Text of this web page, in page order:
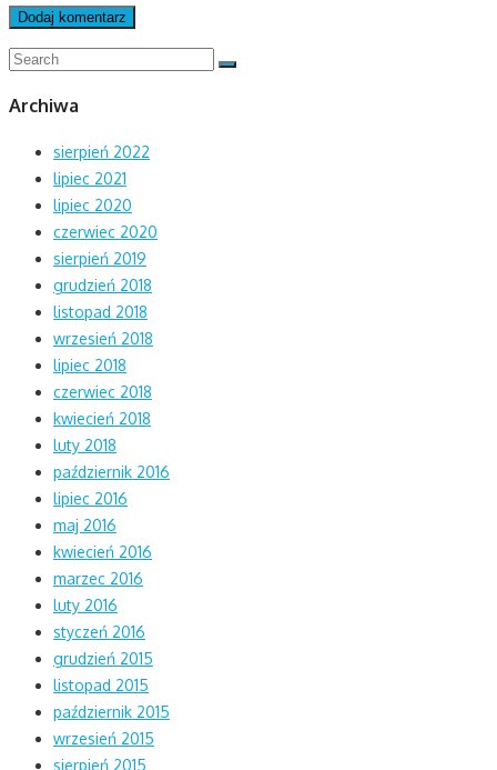
Search
Search
Archiwa
sierpień 2022
lipiec 2021
lipiec 2020
czerwiec 2020
sierpień 2019
grudzień 2018
listopad 2018
wrzesień 2018
lipiec 2018
czerwiec 2018
kwiecień 2018
luty 2018
październik 2016
lipiec 2016
maj 2016
kwiecień 2016
marzec 2016
luty 2016
styczeń 2016
grudzień 2015
listopad 2015
październik 2015
wrzesień 2015
sierpień 2015